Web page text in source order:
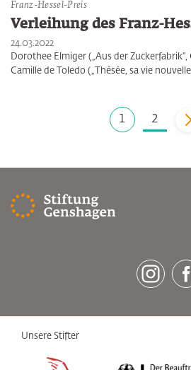
Franz-Hessel-Preis
Verleihung des Franz-
24.03.2022
Dorothee Elmiger („Aus der
Camille de Toledo („Thésée, sa vie
1 2
[socialLinksTitle]
Unsere Stifter